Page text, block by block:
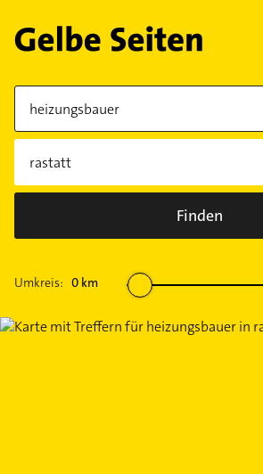
Finden
Umkreis: 0 km